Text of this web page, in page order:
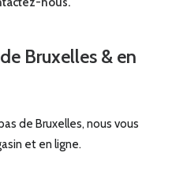
Bruxelles & en
de Bruxelles, nous vous
et en ligne.